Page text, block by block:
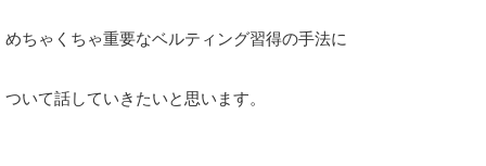
めちゃくちゃ重要なベルティング習得の手法に
ついて話していきたいと思います。